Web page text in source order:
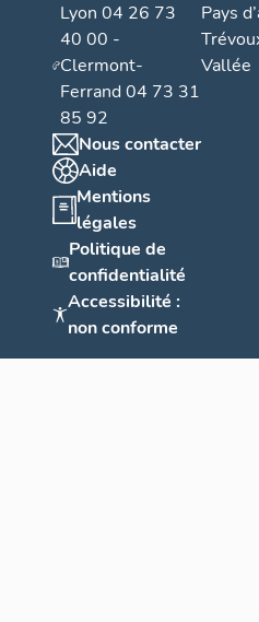
Lyon 04 26 73
40 00 -
Clermont-
Ferrand 04 73 31
85 92
Nous contacter
Aide
Mentions
légales
Politique de
confidentialité
Accessibilité :
non conforme
Pays
Vallée